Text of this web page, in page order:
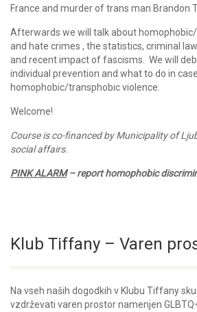
France and murder of trans man Brandon
Afterwards we will talk about
and hate crimes , the statistics, criminal
and recent impact of fascisms. We will
individual prevention and what to do in
homophobic/transphobic violence.
Welcome!
Course is co-financed by Municipality of
social affairs.
PINKALARM– report homophobic
Klub Tiffany – Varen
Na vseh naših dogodkih v Klubu Tiffany
vzdrževati varen prostor namenjen